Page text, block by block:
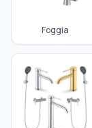
Foggia